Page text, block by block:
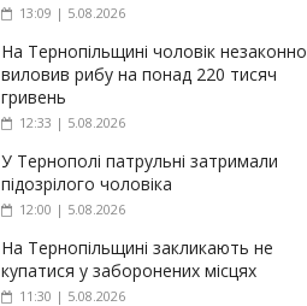
13:09 | 5.08.2026
На Тернопільщині чоловік незаконно
виловив рибу на понад 220 тисяч
гривень
12:33 | 5.08.2026
У Тернополі патрульні затримали
підозрілого чоловіка
12:00 | 5.08.2026
На Тернопільщині закликають не
купатися у заборонених місцях
11:30 | 5.08.2026